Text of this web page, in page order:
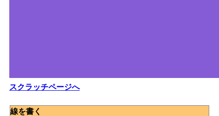
スクラッチページへ
線を書く